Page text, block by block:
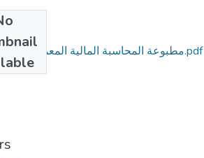
مطبوعة المحاسبة المالية المعمقة2 خبيطي خضير.pdf